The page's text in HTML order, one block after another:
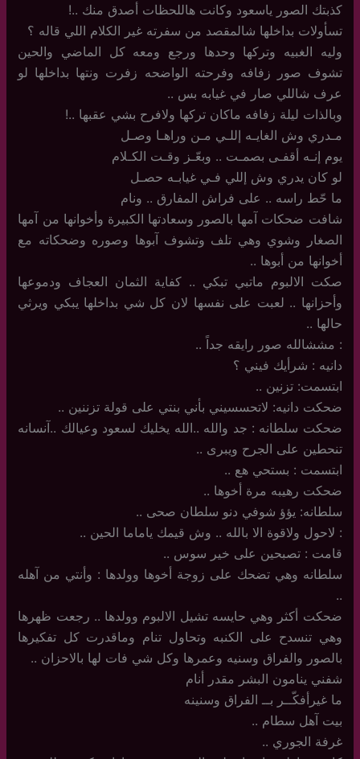
كذبتك الصور ياسعود وكانت هاللحظات أصدق منك ..!
تسأولات بداخلها شالمقصد من سفرته غير الكلام اللي قاله ؟
وليه الغبيه وتركها وحدها ورجع ومعه كل الماضي والحين
تشوف صور زفافه وفرحته الواضحه زفرت ونتها بداخلها لو
عرف شاللي صار في غيابه بس ..
وبالذات ليلة زفافه ماكان تركها ولافرح بشي عقبها ..!
مـدري وش الغايـه إللـي مـن وراهـا وصـل
يوم إنـه أقفـى بصمـت .. وبعّـز وقـت الكـلام
لو كان يدري وش إللي فـي غيابـه حصـل
ما حّط راسه .. على فراش المفارق .. ونام
شافت ضحكات آمها بالصور وسعادتها الكبيرة وأخوانها من آمها
الصغار وشوي وهي تلف وتشوف آبوها وصوره وضحكاته مع
أخوانها من أبوها ..
صكت الالبوم ماتبي تبكي .. كفاية الثمان العجاف ودموعها
وأحزانها .. لعبت على نفسها لان كل شي بداخلها يبكي ويرثي
حالها ..
: مششالله صور رايقه جداً ..
دانيه : شرأيك فيني ؟
ابتسمت: تزنين ..
ضحكت دانيه: لاتحسسيني بأني بنتي على قولة تزننين ..
ضحكت سلطانه : جد والله ..الله يخليك لسعود وعيالك ..آنسانه
تنحطين على الجرح ويبرى ..
ابتسمت : بستحي هع ..
ضحكت رهيبه مرة أخوها ..
سلطانه: يؤؤ شوفي دنو سلطان صحى ..
: لاحول ولاقوة الا بالله .. وش قيمك ياماما الحين ..
قامت : تصبحين على خير سوس ..
سلطانه وهي تضحك على زوجة أخوها وولدها : وأنتي من آهله
..
ضحكت أكثر وهي حايسه تشيل الالبوم وولدها .. رجعت ظهرها
وهي تنسدح على الكنبه وتحاول تنام وماقدرت كل تفكيرها
بالصور والفراق وسنيه وعمرها وكل شي فات لها بالاحزان ..
شفني ينامون البشر مقدر أنام
ما غيرأفكّــر بــ الفراق وسنينه
بيت آهل سطام ..
غرفة الجوري ..